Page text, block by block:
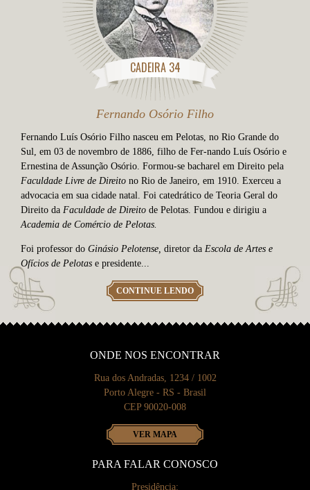
CADEIRA 34
Fernando Osório Filho
Fernando Luís Osório Filho nasceu em Pelotas, no Rio Grande do
Sul, em 03 de novembro de 1886, filho de Fer-nando Luís Osório e
Ernestina de Assunção Osório. Formou-se bacharel em Direito pela
Faculdade Livre de Direito no Rio de Janeiro, em 1910. Exerceu a
advocacia em sua cidade natal. Foi catedrático de Teoria Geral do
Direito da Faculdade de Direito de Pelotas. Fundou e dirigiu a
Academia de Comércio de Pelotas.
Foi professor do Ginásio Pelotense, diretor da Escola de Artes e
Ofícios de Pelotas e presidente...
CONTINUE LENDO
ONDE NOS ENCONTRAR
Rua dos Andradas, 1234 / 1002
Porto Alegre - RS - Brasil
CEP 90020-008
VER MAPA
PARA FALAR CONOSCO
Presidência: